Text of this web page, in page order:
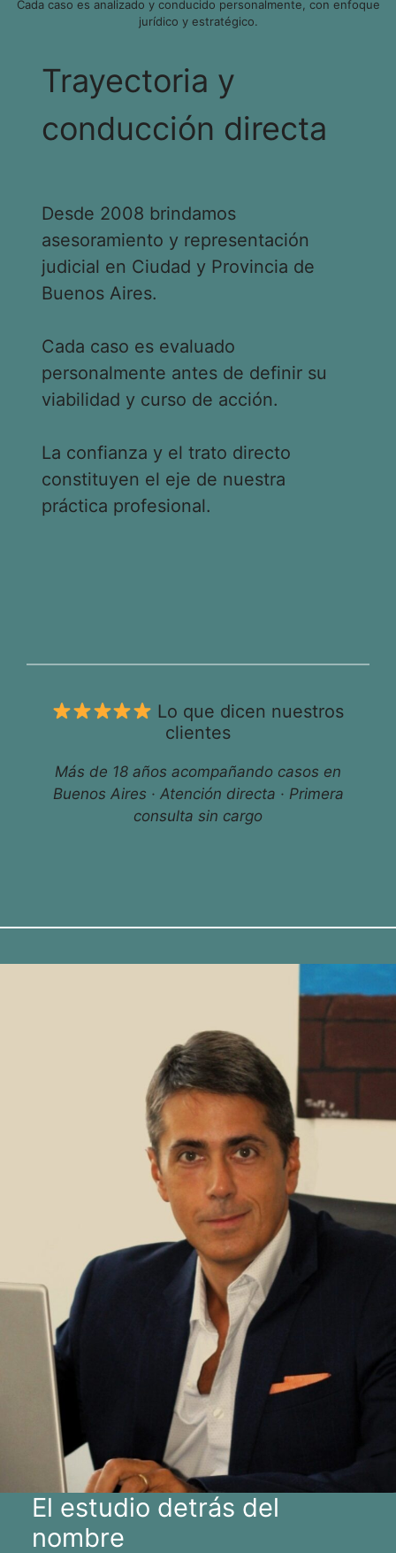
Cada caso es analizado y conducido personalmente, con enfoque
jurídico y estratégico.
Trayectoria y
conducción directa
Desde 2008 brindamos
asesoramiento y representación
judicial en Ciudad y Provincia de
Buenos Aires.
Cada caso es evaluado
personalmente antes de definir su
viabilidad y curso de acción.
La confianza y el trato directo
constituyen el eje de nuestra
práctica profesional.
Lo que dicen nuestros
clientes
Más de 18 años acompañando casos en
Buenos Aires · Atención directa · Primera
consulta sin cargo
El estudio detrás del
nombre